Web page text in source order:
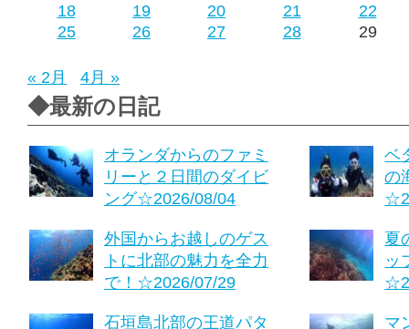
18
19 20 21
22
25
26 27 28 29
« 2月 4月 »
◆最新の日記
オランダからのファミ
リーと２日間のダイビ
ング☆2026/08/04
ベ
の
外国からお越しのゲス
トに北部の魅力を全力
で！☆2026/07/29
夏
ッ
石垣島北部の王道パタ マ